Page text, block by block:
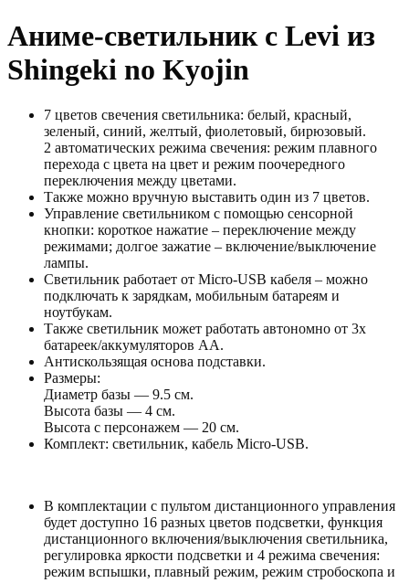
Аниме-светильник с Levi из
Shingeki no Kyojin
7 цветов свечения светильника: белый, красный,
зеленый, синий, желтый, фиолетовый, бирюзовый.
2 автоматических режима свечения: режим плавного
перехода с цвета на цвет и режим поочередного
переключения между цветами.
Также можно вручную выставить один из 7 цветов.
Управление светильником с помощью сенсорной
кнопки: короткое нажатие – переключение между
режимами; долгое зажатие – включение/выключение
лампы.
Светильник работает от Micro-USB кабеля – можно
подключать к зарядкам, мобильным батареям и
ноутбукам.
Также светильник может работать автономно от 3х
батареек/аккумуляторов АА.
Антискользящая основа подставки.
Размеры:
Диаметр базы — 9.5 см.
Высота базы — 4 см.
Высота с персонажем — 20 см.
Комплект: светильник, кабель Micro-USB.
В комплектации с пультом дистанционного управления
будет доступно 16 разных цветов подсветки, функция
дистанционного включения/выключения светильника,
регулировка яркости подсветки и 4 режима свечения:
режим вспышки, плавный режим, режим стробоскопа и